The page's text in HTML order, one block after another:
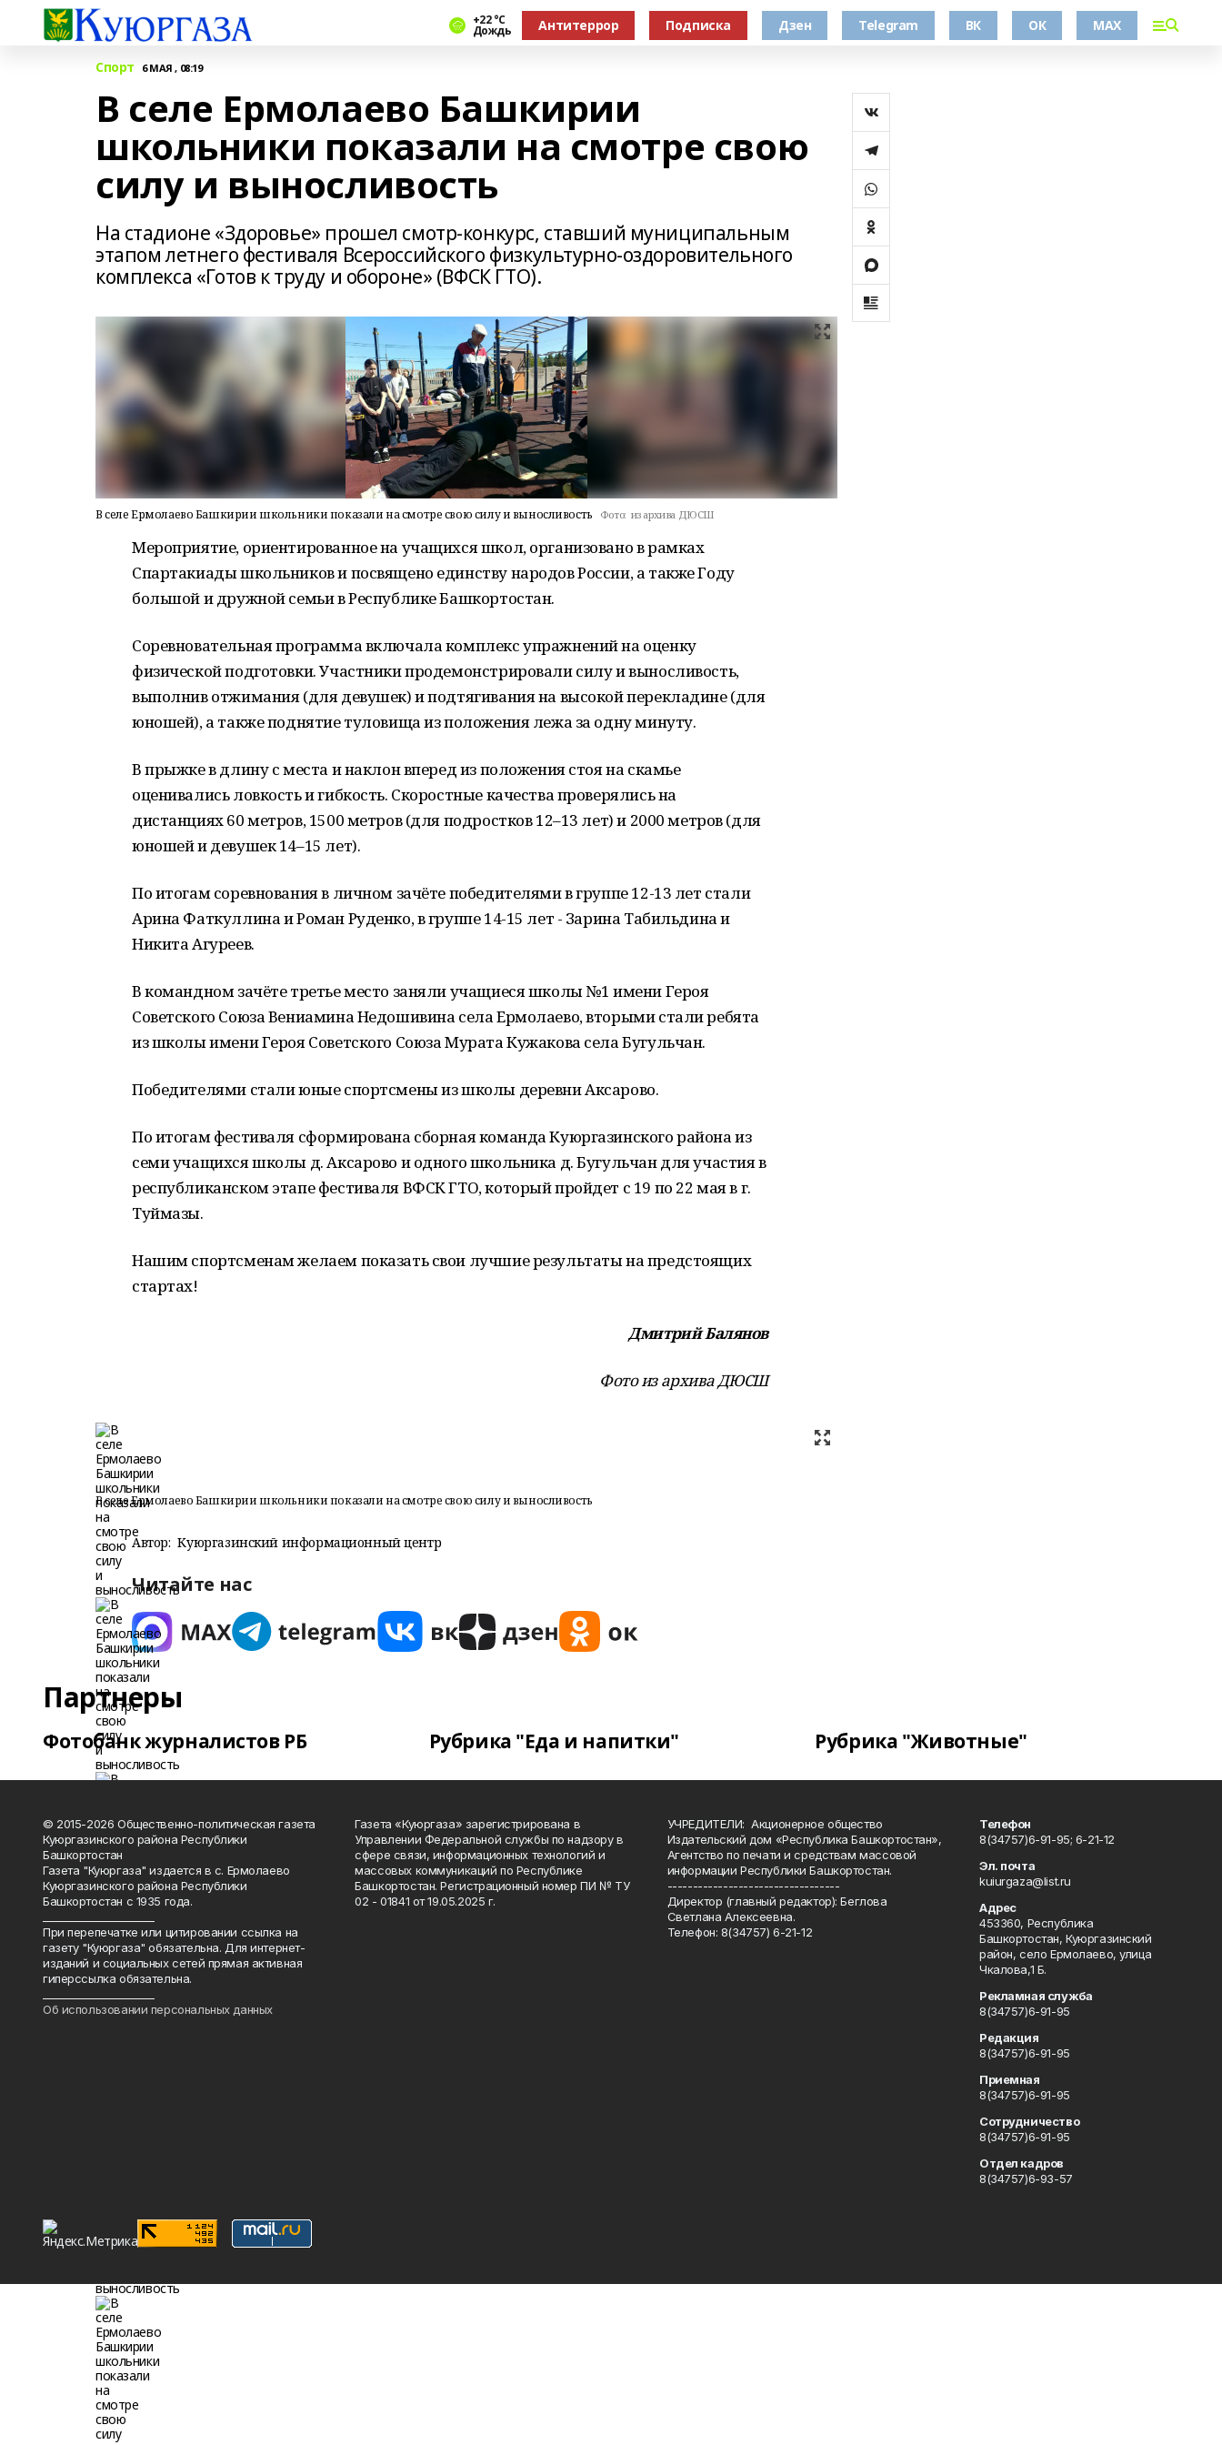
+22 °С
Дождь Антитеррор Подписка Дзен Telegram ВК ОК MAX
Спорт 6 МАЯ , 08:19
В селе Ермолаево Башкирии
школьники показали на смотре свою
силу и выносливость
На стадионе «Здоровье» прошел смотр-конкурс, ставший муниципальным
этапом летнего фестиваля Всероссийского физкультурно-оздоровительного
комплекса «Готов к труду и обороне» (ВФСК ГТО).
В селе Ермолаево Башкирии школьники показали на смотре свою силу и выносливость Фото: из архива ДЮСШ
Мероприятие, ориентированное на учащихся школ, организовано в рамках
Спартакиады школьников и посвящено единству народов России, а также Году
большой и дружной семьи в Республике Башкортостан.
Соревновательная программа включала комплекс упражнений на оценку
физической подготовки. Участники продемонстрировали силу и выносливость,
выполнив отжимания (для девушек) и подтягивания на высокой перекладине (для
юношей), а также поднятие туловища из положения лежа за одну минуту.
В прыжке в длину с места и наклон вперед из положения стоя на скамье
оценивались ловкость и гибкость. Скоростные качества проверялись на
дистанциях 60 метров, 1500 метров (для подростков 12–13 лет) и 2000 метров (для
юношей и девушек 14–15 лет).
По итогам соревнования в личном зачёте победителями в группе 12-13 лет стали
Арина Фаткуллина и Роман Руденко, в группе 14-15 лет - Зарина Табильдина и
Никита Агуреев.
В командном зачёте третье место заняли учащиеся школы №1 имени Героя
Советского Союза Вениамина Недошивина села Ермолаево, вторыми стали ребята
из школы имени Героя Советского Союза Мурата Кужакова села Бугульчан.
Победителями стали юные спортсмены из школы деревни Аксарово.
По итогам фестиваля сформирована сборная команда Куюргазинского района из
семи учащихся школы д. Аксарово и одного школьника д. Бугульчан для участия в
республиканском этапе фестиваля ВФСК ГТО, который пройдет с 19 по 22 мая в г.
Туймазы.
Нашим спортсменам желаем показать свои лучшие результаты на предстоящих
стартах!
Дмитрий Балянов
Фото из архива ДЮСШ
В селе Ермолаево Башкирии школьники показали на смотре свою силу и выносливость
Автор: Куюргазинский информационный центр
Читайте нас
Партнеры
Фотобанк журналистов РБ Рубрика "Еда и напитки" Рубрика "Животные"
© 2015-2026 Общественно-политическая газета
Куюргазинского района Республики
Башкортостан
Газета "Куюргаза" издается в с. Ермолаево
Куюргазинского района Республики
Башкортостан с 1935 года.
При перепечатке или цитировании ссылка на
газету "Куюргаза" обязательна. Для интернет-
изданий и социальных сетей прямая активная
гиперссылка обязательна.
Об использовании персональных данных
Газета «Куюргаза» зарегистрирована в
Управлении Федеральной службы по надзору в
сфере связи, информационных технологий и
массовых коммуникаций по Республике
Башкортостан. Регистрационный номер ПИ № ТУ
02 - 01841 от 19.05.2025 г.
УЧРЕДИТЕЛИ: Акционерное общество
Издательский дом «Республика Башкортостан»,
Агентство по печати и средствам массовой
информации Республики Башкортостан.
----------------------------------
Директор (главный редактор): Беглова
Светлана Алексеевна.
Телефон: 8(34757) 6-21-12
Телефон
8(34757)6-91-95; 6-21-12
Эл. почта
kuiurgaza@list.ru
Адрес
453360, Республика
Башкортостан, Куюргазинский
район, село Ермолаево, улица
Чкалова,1 Б.
Рекламная служба
8(34757)6-91-95
Редакция
8(34757)6-91-95
Приемная
8(34757)6-91-95
Сотрудничество
8(34757)6-91-95
Отдел кадров
8(34757)6-93-57